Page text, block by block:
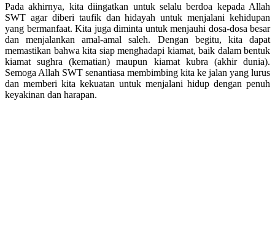
Pada akhirnya, kita diingatkan untuk selalu berdoa kepada Allah
SWT agar diberi taufik dan hidayah untuk menjalani kehidupan
yang bermanfaat. Kita juga diminta untuk menjauhi dosa-dosa besar
dan menjalankan amal-amal saleh. Dengan begitu, kita dapat
memastikan bahwa kita siap menghadapi kiamat, baik dalam bentuk
kiamat sughra (kematian) maupun kiamat kubra (akhir dunia).
Semoga Allah SWT senantiasa membimbing kita ke jalan yang lurus
dan memberi kita kekuatan untuk menjalani hidup dengan penuh
keyakinan dan harapan.